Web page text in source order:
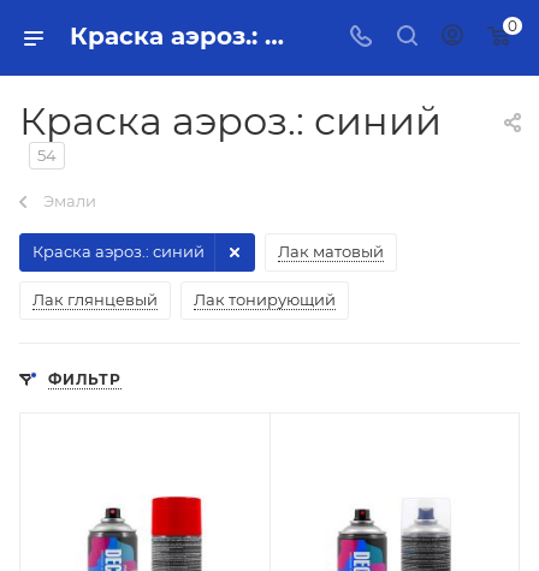
Краска аэроз.: синий 0
Краска аэроз.: синий
54
Эмали
Лак матовый
Лак глянцевый Лак тонирующий
Краска аэроз.: синий
ФИЛЬТР